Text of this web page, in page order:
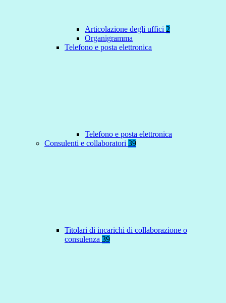
Articolazione degli uffici 2
Organigramma
Telefono e posta elettronica
Telefono e posta elettronica
Consulenti e collaboratori 39
Titolari di incarichi di collaborazione o
consulenza 39